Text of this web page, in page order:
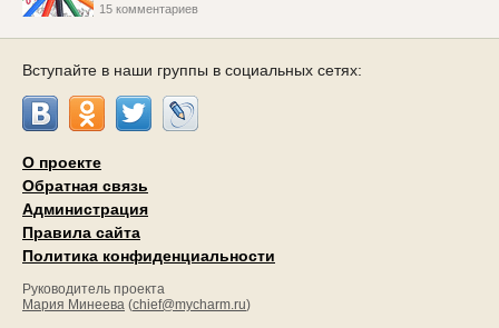
15 комментариев
Вступайте в наши группы в социальных сетях:
О проекте
Обратная связь
Администрация
Правила сайта
Политика конфиденциальности
Руководитель проекта
Мария Минеева (chief@mycharm.ru)